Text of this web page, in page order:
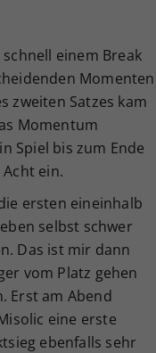
einem Break
Momenten
zweiten Satzes kam
Momentum
Spiel bis zum Ende
ein.
ersten eineinhalb
selbst schwer
Das ist mir dann
vom Platz gehen
Erst am Abend
eine erste
ebenfalls sehr